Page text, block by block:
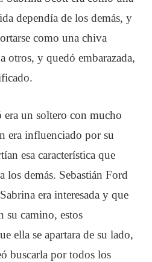
dependía de los demás, y
como una chiva
otros, y quedó embarazada,
un soltero con mucho
era influenciado por su
esa característica que
los demás. Sebastián Ford
era interesada y que
su camino, estos
ella se apartara de su lado,
buscarla por todos los